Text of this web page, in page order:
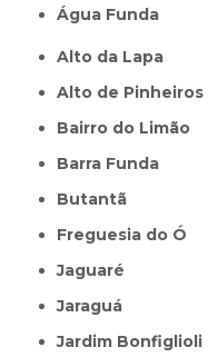
Água Funda
Alto da Lapa
Alto de Pinheiros
Bairro do Limão
Barra Funda
Butantã
Freguesia do Ó
Jaguaré
Jaraguá
Jardim Bonfiglioli